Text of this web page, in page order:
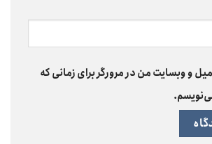
و وبسایت من در مرورگر برای زمانی که